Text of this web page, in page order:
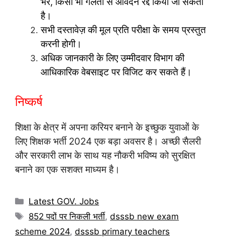
है।
सभी दस्तावेज़ की मूल प्रति परीक्षा के समय प्रस्तुत
करनी होगी।
अधिक जानकारी के लिए उम्मीदवार विभाग की
आधिकारिक वेबसाइट पर विजिट कर सकते हैं।
निष्कर्ष
शिक्षा के क्षेत्र में अपना करियर बनाने के इच्छुक युवाओं के
लिए शिक्षक भर्ती 2024 एक बड़ा अवसर है। अच्छी सैलरी
और सरकारी लाभ के साथ यह नौकरी भविष्य को सुरक्षित
बनाने का एक सशक्त माध्यम है।
Categories
Latest GOV. Jobs
Tags
852 पदों पर निकली भर्ती,dsssb new exam
scheme 2024, dsssb primary teachers